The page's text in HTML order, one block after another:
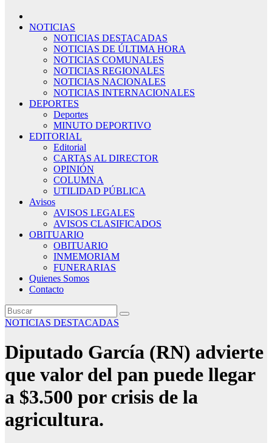
NOTICIAS
NOTICIAS DESTACADAS
NOTICIAS DE ÚLTIMA HORA
NOTICIAS COMUNALES
NOTICIAS REGIONALES
NOTICIAS NACIONALES
NOTICIAS INTERNACIONALES
DEPORTES
Deportes
MINUTO DEPORTIVO
EDITORIAL
Editorial
CARTAS AL DIRECTOR
OPINIÓN
COLUMNA
UTILIDAD PÚBLICA
Avisos
AVISOS LEGALES
AVISOS CLASIFICADOS
OBITUARIO
OBITUARIO
INMEMORIAM
FUNERARIAS
Quienes Somos
Contacto
NOTICIAS DESTACADAS
Diputado García (RN) advierte
que valor del pan puede llegar
a $3.500 por crisis de la
agricultura.